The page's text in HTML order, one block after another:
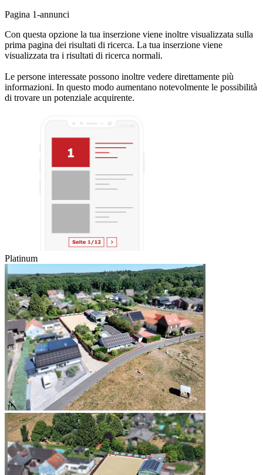
Pagina 1-annunci
Con questa opzione la tua inserzione viene inoltre visualizzata sulla
prima pagina dei risultati di ricerca. La tua inserzione viene
visualizzata tra i risultati di ricerca normali.
Le persone interessate possono inoltre vedere direttamente più
informazioni. In questo modo aumentano notevolmente le possibilità
di trovare un potenziale acquirente.
Platinum